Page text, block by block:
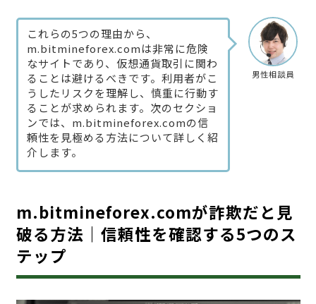
男性相談員
これらの5つの理由から、
m.bitmineforex.comは非常に危険
なサイトであり、仮想通貨取引に関わ
ることは避けるべきです。利用者がこ
うしたリスクを理解し、慎重に行動す
ることが求められます。次のセクショ
ンでは、m.bitmineforex.comの信
頼性を見極める方法について詳しく紹
介します。
m.bitmineforex.comが詐欺だと見
破る方法｜信頼性を確認する5つのス
テップ